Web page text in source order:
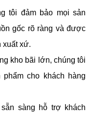
tôi đảm bảo mọi sản
gốc rõ ràng và được
xuất xứ.
kho bãi lớn, chúng tôi
phẩm cho khách hàng
sàng hỗ trợ khách